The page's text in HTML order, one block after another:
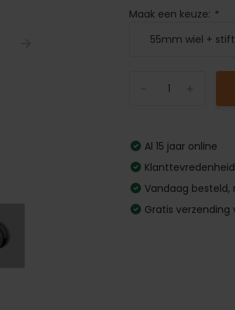
Maak een keuze: *
Al 15 jaar online
Vandaag besteld,
Gratis